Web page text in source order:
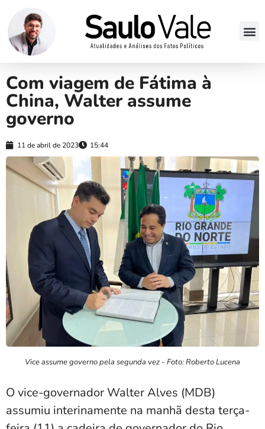
Com viagem de Fátima à
China, Walter assume
governo
11 de abril de 2023 15:44
Vice assume governo pela segunda vez - Foto: Roberto Lucena
O vice-governador Walter Alves (MDB)
assumiu interinamente na manhã desta terça-